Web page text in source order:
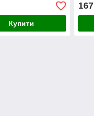
Купити
167